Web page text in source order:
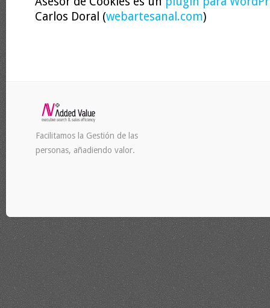
Carlos Doral (webartesanal.com)
Facilitamos la Gestión de las
personas, añadiendo valor.